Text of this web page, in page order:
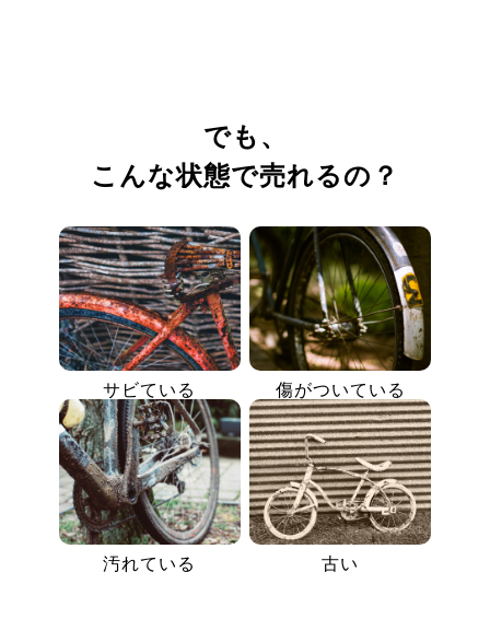
でも、
こんな状態で売れるの？
サビている 傷がついている
汚れている 古い